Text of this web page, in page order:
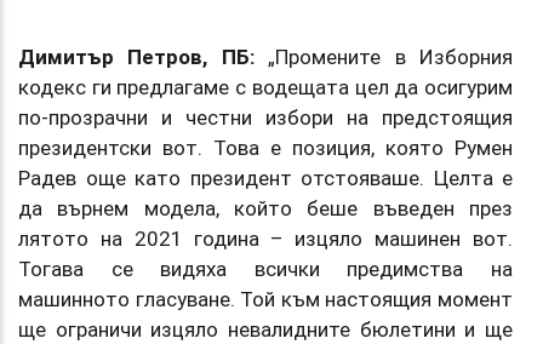
Димитър Петров, ПБ:„Промените в Изборния
кодекс ги предлагаме с водещата цел да осигурим
по-прозрачни и честни избори на предстоящия
президентски вот. Това е позиция, която Румен
Радев още като президент отстояваше. Целта е
да върнем модела, който беше въведен през
лятото на 2021 година – изцяло машинен вот.
Тогава се видяха всички предимства на
машинното гласуване. Той към настоящия момент
ще ограничи изцяло невалидните бюлетини и ще